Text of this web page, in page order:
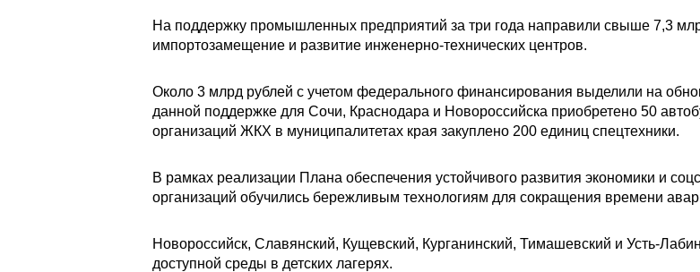
На поддержку промышленных предприятий за три года направили свыше 7,3
импортозамещение и развитие инженерно-технических центров.
Около 3 млрд рублей с учетом федерального финансирования выделили на
данной поддержке для Сочи, Краснодара и Новороссийска приобретено 50
организаций ЖКХ в муниципалитетах края закуплено 200 единиц спецтехники.
В рамках реализации Плана обеспечения устойчивого развития экономики и
организаций обучились бережливым технологиям для сокращения времени
Новороссийск, Славянский, Кущевский, Курганинский, Тимашевский и Усть-
доступной среды в детских лагерях.